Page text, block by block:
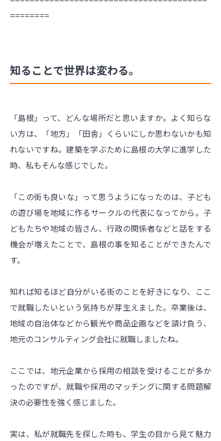
========
知ることで世界は変わる。
「島根」って、どんな場所だと思いますか。よく知らな
い方は、「地方」「田舎」くらいにしか思わないかも知
れないですね。建築を学ぶために島根の大学に進学した
時、私もそんな感じでした。
「この街も良いな」って思うようになったのは、子ども
の遊び場を地域に作るサークルの代表になってから。子
どもたちや地域の皆さん、行政の関係者などと話をする
機会が増えたことで、島根の事を知ることができたんで
す。
知れば知るほど自分がいる街のことを好きになり、ここ
で就職したいという気持ちが芽生えました。卒業後は、
地域の自治体などから観光や商品企画などを請け負う、
地元のコンサルティング会社に就職しましたね。
ここでは、地元企業から採用の相談を受けることが多か
ったのですが、就職や採用のマッチングに関する問題解
決の必要性を強く感じました。
実は、私が就職先を探した時も、学生の目から見て魅力